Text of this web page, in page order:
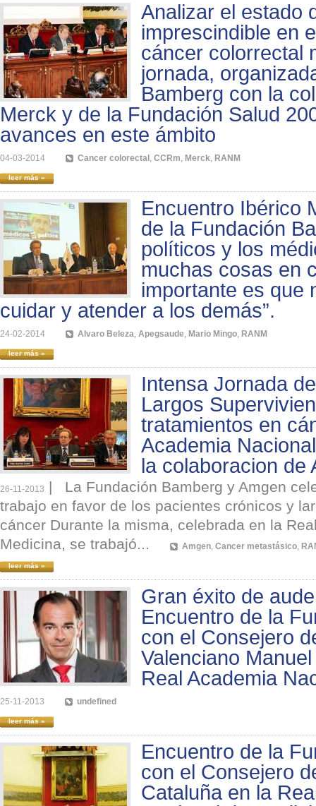
Analizar el estado
imprescindible en
cáncer colorrectal
jornada,
Bamberg con la
Merck y de la Fundación Salud
avances en este ámbito
04-03-2014 Cancer colorectal , CCRm, Merck, RANM
leer más »
Encuentro Ibérico
de la Fundación
políticos y los
muchas cosas en
importante es que
cuidar y atender a los demás”.
24-02-2014 Alvaro Beleza, Apegsaude, Mario Mingo, RANM
leer más »
Intensa Jornada
Largos
tratamientos en
Academia
la colaboracion de
26-11-2013 |
La Fundación Bamberg y Amgen
trabajo en favor de los pacientes crónicos y
cáncer Durante la misma, celebrada en la
Medicina, se trabajó...
Amgen, Cancer metastásico,
leer más »
Gran éxito de
Encuentro de la
con el Consejero
Valenciano
Real Academia
25-11-2013 undefined
leer más »
Encuentro de la
con el Consejero
Cataluña en la